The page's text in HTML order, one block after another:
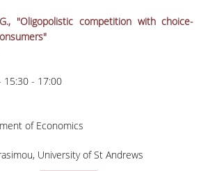
ΑΠΟΦΟΙΤΩΝ
ΔΥΝΑΜΙΚΟ
ΔΙΔΑΚΤΟΡΕΣ / ΕΡΕΥΝΗΤΙΚΟΙ
ΔΙΔΑΣΚΟΝΤΕΣ
"Oligopolistic competition with choice-
- 17:00
of Economics
University of St Andrews